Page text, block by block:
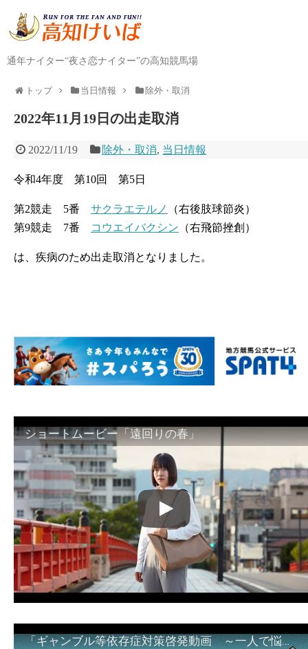
通年ナイター“夜さ恋ナイター”の高知競馬場
トップ 当日情報 除外・取消
2022年11月19日の出走取消
2022/11/19 除外・取消, 当日情報
令和4年度 第10回 第5日
第2競走 5番 サクラエテルノ
（右後肢球節炎）
第9競走 7番
コウエイバクシン （右飛節挫創）
は、疾病のため出走取消となりました。
ショートムービー「遠回りの春」
「ギャンブル等依存症対策啓発動画 ～一人で悩まず、家族で悩まず、まず！相談機関へ～」